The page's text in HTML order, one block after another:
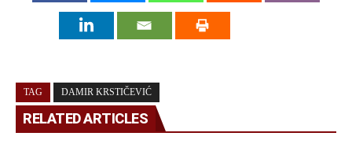
TAG DAMIR KRSTIČEVIĆ
RELATED ARTICLES